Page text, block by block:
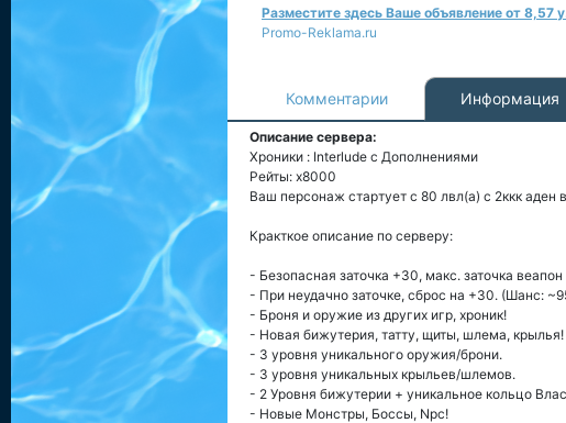
Разместите здесь Ваше объявление от 8,57
Promo-Reklama.ru
Комментарии Информация
Описание сервера:
Хроники : Interlude с Дополнениями
Рейты: х8000
Ваш персонаж стартует с 80 лвл(а) с 2ккк аден
Кракткое описание по серверу:
- Безопасная заточка +30, макс. заточка
- При неудачно заточке, сброс на +30. (Шанс:
- Броня и оружие из других игр, хроник!
- Новая бижутерия, татту, щиты, шлема, крылья!
- 3 уровня уникального оружия/брони.
- 3 уровня уникальных крыльев/шлемов.
- 2 Уровня бижутерии + уникальное кольцо
- Новые Монстры, Боссы, Npc!